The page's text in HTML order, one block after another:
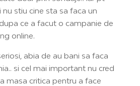
stiu cine sta sa faca un
ce a facut o campanie de
online.
abia de au bani sa faca
si cel mai important nu cred
masa critica pentru a face